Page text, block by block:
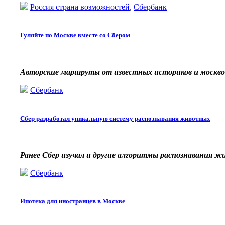
Россия страна возможностей, Сбербанк
Гуляйте по Москве вместе со Сбером
Авторские маршруты от известных историков и
Сбербанк
Сбер разработал уникальную систему распознавания животных
Ранее Сбер изучал и другие алгоритмы распознавания
Сбербанк
Ипотека для иностранцев в Москве